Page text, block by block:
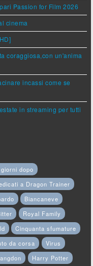
Passion for Film 2026
cinema
coraggiosa,con un'anima
incassi come se
in streaming per tutti
dopo
a Dragon Trainer
Biancaneve
Royal Family
Cinquanta sfumature
da corsa
Virus
Harry Potter